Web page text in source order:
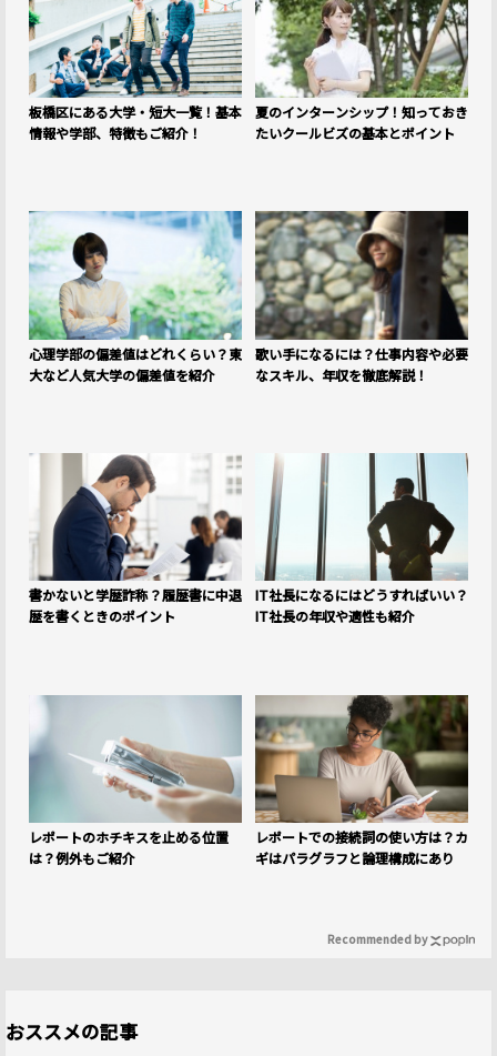
板橋区にある大学・短大一覧！基本
情報や学部、特徴もご紹介！
夏のインターンシップ！知っておき
たいクールビズの基本とポイント
心理学部の偏差値はどれくらい？東
大など人気大学の偏差値を紹介
歌い手になるには？仕事内容や必要
なスキル、年収を徹底解説！
書かないと学歴詐称？履歴書に中退
歴を書くときのポイント
IT社長になるにはどうすればいい？
IT社長の年収や適性も紹介
レポートのホチキスを止める位置
は？例外もご紹介
レポートでの接続詞の使い方は？カ
ギはパラグラフと論理構成にあり
Recommended by
おススメの記事